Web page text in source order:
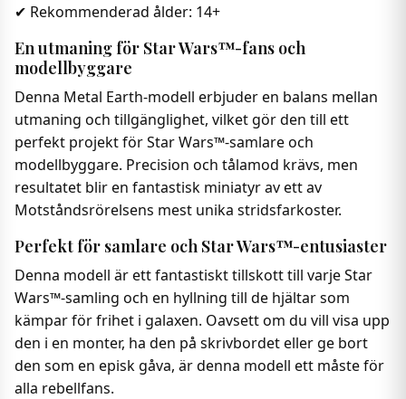
✔ Rekommenderad ålder: 14+
En utmaning för Star Wars™-fans och
modellbyggare
Denna Metal Earth-modell erbjuder en balans mellan
utmaning och tillgänglighet, vilket gör den till ett
perfekt projekt för Star Wars™-samlare och
modellbyggare. Precision och tålamod krävs, men
resultatet blir en fantastisk miniatyr av ett av
Motståndsrörelsens mest unika stridsfarkoster.
Perfekt för samlare och Star Wars™-entusiaster
Denna modell är ett fantastiskt tillskott till varje Star
Wars™-samling och en hyllning till de hjältar som
kämpar för frihet i galaxen. Oavsett om du vill visa upp
den i en monter, ha den på skrivbordet eller ge bort
den som en episk gåva, är denna modell ett måste för
alla rebellfans.